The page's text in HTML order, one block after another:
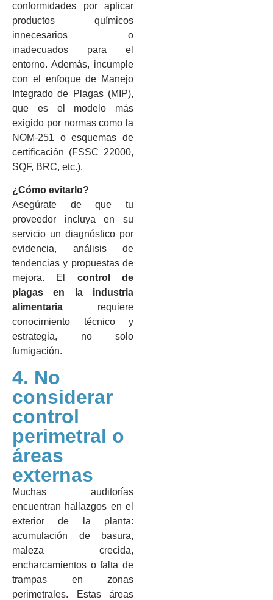
conformidades por aplicar
productos químicos
innecesarios o
inadecuados para el
entorno. Además, incumple
con el enfoque de Manejo
Integrado de Plagas (MIP),
que es el modelo más
exigido por normas como la
NOM-251 o esquemas de
certificación (FSSC 22000,
SQF, BRC, etc.).
¿Cómo evitarlo?
Asegúrate de que tu
proveedor incluya en su
servicio un diagnóstico por
evidencia, análisis de
tendencias y propuestas de
mejora. El control de
plagas en la industria
alimentaria requiere
conocimiento técnico y
estrategia, no solo
fumigación.
4. No
considerar
control
perimetral o
áreas
externas
Muchas auditorías
encuentran hallazgos en el
exterior de la planta:
acumulación de basura,
maleza crecida,
encharcamientos o falta de
trampas en zonas
perimetrales. Estas áreas